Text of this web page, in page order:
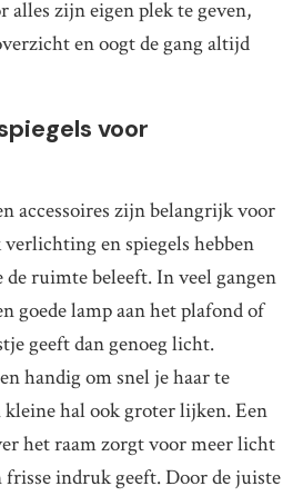
alles zijn eigen plek te geven,
en oogt de gang altijd
voor
accessoires zijn belangrijk voor
en spiegels hebben
de ruimte beleeft. In veel gangen
goede lamp aan het plafond of
geeft dan genoeg licht.
handig om snel je haar te
kleine hal ook groter lijken. Een
het raam zorgt voor meer licht
indruk geeft. Door de juiste